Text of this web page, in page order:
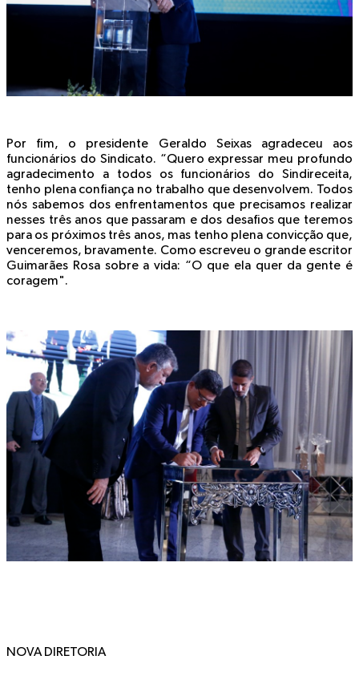
Por fim, o presidente Geraldo Seixas agradeceu aos
funcionários do Sindicato. “Quero expressar meu profundo
agradecimento a todos os funcionários do Sindireceita,
tenho plena confiança no trabalho que desenvolvem. Todos
nós sabemos dos enfrentamentos que precisamos realizar
nesses três anos que passaram e dos desafios que teremos
para os próximos três anos, mas tenho plena convicção que,
venceremos, bravamente. Como escreveu o grande escritor
Guimarães Rosa sobre a vida: “O que ela quer da gente é
coragem".
NOVA DIRETORIA